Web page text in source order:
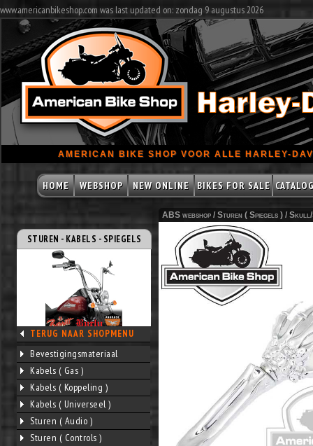
www.americanbikeshop.com was last updated on: zondag 9 augustus 2026
AMERICAN BIKE SHOP VOOR ALLE HARLEY-
HOME WEBSHOP NEW ONLINE BIKES FOR SALE
STUREN - KABELS - SPIEGELS
TERUG NAAR SHOPMENU
Bevestigingsmateriaal
Kabels ( Gas )
Kabels ( Koppeling )
Kabels ( Universeel )
Sturen ( Audio )
Sturen ( Controls )
ABS webshop / Sturen ( Spiegels ) / Skull/